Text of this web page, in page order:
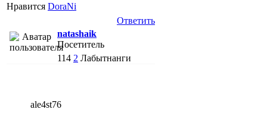
Нравится DoraNi
Ответить
natashaik
Посетитель
114 2 Лабытнанги
ale4st76